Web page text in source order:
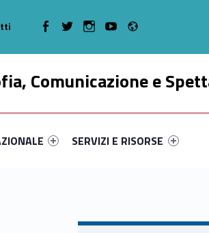
Comunicazione e
46
#link-menu-primary-5979-52
Link identifier #link-menu-
SERVIZI E RISORSE
WebMan on Facebook
WebMan on TwitterWebMan on Instagram
WebMan on Youtube